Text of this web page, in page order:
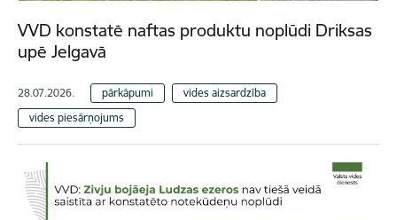
VVD konstatē naftas produktu noplūdi Driksas
upē Jelgavā
28.07.2026. pārkāpumi
vides aizsardzība
vides piesārņojums